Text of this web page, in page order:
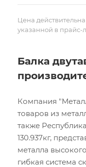
Цена
указанной в прайс-
Балка
Компания
товаров из
также
130.937кг,
металла
гибкая система